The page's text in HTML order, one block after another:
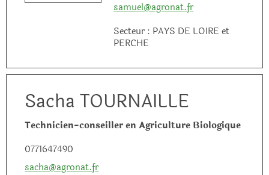
samuel@agronat.fr
Secteur : PAYS DE LOIRE et
PERCHE
Sacha TOURNAILLE
Technicien-conseiller en Agriculture Biologique
0771647490
sacha@agronat.fr